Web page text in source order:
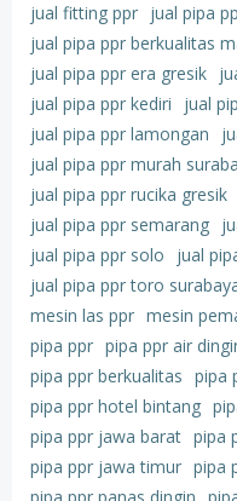
jual fitting ppr jual pipa
jual pipa ppr berkualitas
jual pipa ppr era gresik
jual pipa ppr kediri
jual
jual pipa ppr lamongan
jual pipa ppr murah
jual pipa ppr rucika gresik
jual pipa ppr semarang
jual pipa ppr solo
jual
jual pipa ppr toro
mesin las ppr mesin
pipa ppr pipa ppr air
pipa ppr berkualitas pipa
pipa ppr hotel bintang
pipa ppr jawa barat pipa
pipa ppr jawa timur pipa